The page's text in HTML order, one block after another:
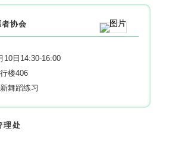
协会
10日14:30-16:00
楼406
舞蹈练习
理处